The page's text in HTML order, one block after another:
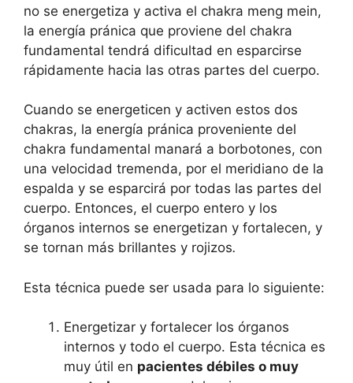
no se energetiza y activa el chakra meng mein,
la energía pránica que proviene del chakra
fundamental tendrá dificultad en esparcirse
rápidamente hacia las otras partes del cuerpo.
Cuando se energeticen y activen estos dos
chakras, la energía pránica proveniente del
chakra fundamental manará a borbotones, con
una velocidad tremenda, por el meridiano de la
espalda y se esparcirá por todas las partes del
cuerpo. Entonces, el cuerpo entero y los
órganos internos se energetizan y fortalecen, y
se tornan más brillantes y rojizos.
Esta técnica puede ser usada para lo siguiente:
Energetizar y fortalecer los órganos
internos y todo el cuerpo. Esta técnica es
muy útil en pacientes débiles o muy